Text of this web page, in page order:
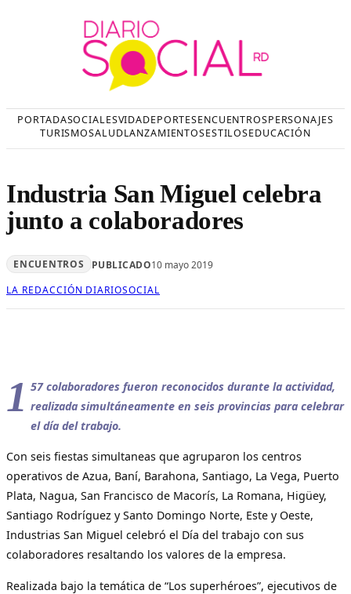
PORTADASOCIALESVIDADEPORTESENCUENTROSPERSONAJES
TURISMOSALUDLANZAMIENTOSESTILOSEDUCACIÓN
Industria San Miguel celebra
junto a colaboradores
ENCUENTROS PUBLICADO10 mayo 2019
LA REDACCIÓN DIARIOSOCIAL
1 57 colaboradores fueron reconocidos durante la actividad,
realizada simultáneamente en seis provincias para celebrar
el día del trabajo.
Con seis fiestas simultaneas que agruparon los centros
operativos de Azua, Baní, Barahona, Santiago, La Vega, Puerto
Plata, Nagua, San Francisco de Macorís, La Romana, Higüey,
Santiago Rodríguez y Santo Domingo Norte, Este y Oeste,
Industrias San Miguel celebró el Día del trabajo con sus
colaboradores resaltando los valores de la empresa.
Realizada bajo la temática de “Los superhéroes”, ejecutivos de